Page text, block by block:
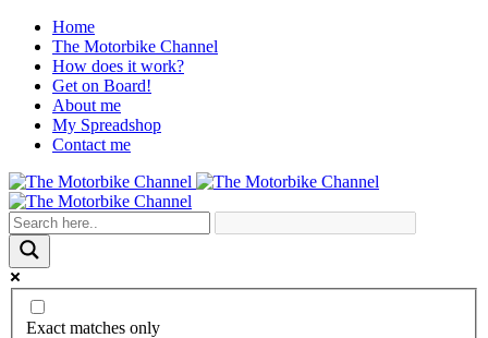
Home
The Motorbike Channel
How does it work?
Get on Board!
About me
My Spreadshop
Contact me
Exact matches only